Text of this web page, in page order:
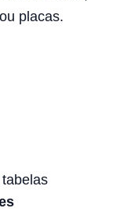
placas.